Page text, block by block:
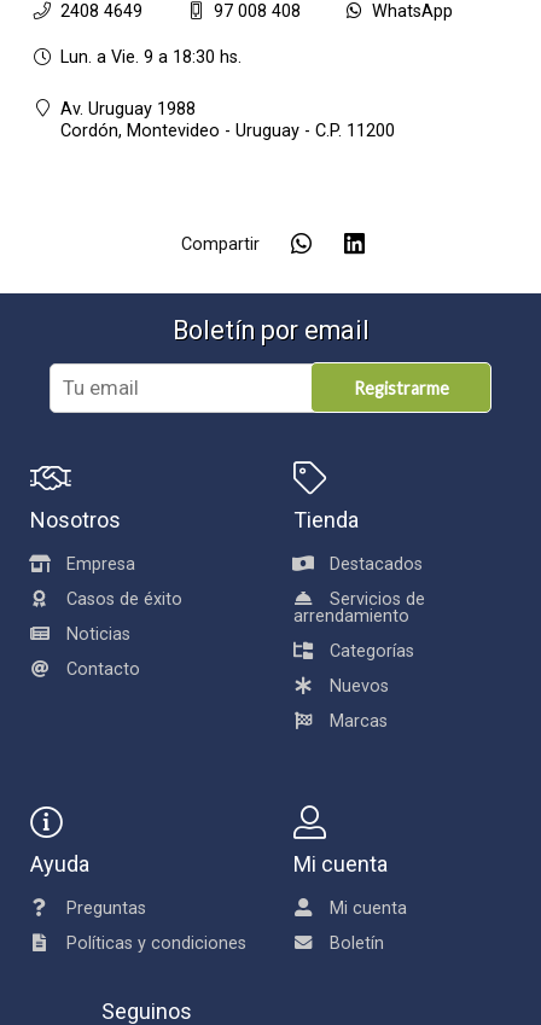
2408 4649 97 008 408 WhatsApp
Lun. a Vie. 9 a 18:30 hs.
Av. Uruguay 1988
Cordón, Montevideo - Uruguay - C.P. 11200
Compartir
Boletín por email
Registrarme
Nosotros
Empresa
Casos de éxito
Noticias
Contacto
Tienda
Destacados
Servicios de
arrendamiento
Categorías
Nuevos
Marcas
Ayuda
Preguntas
Políticas y condiciones
Mi cuenta
Mi cuenta
Boletín
Seguinos